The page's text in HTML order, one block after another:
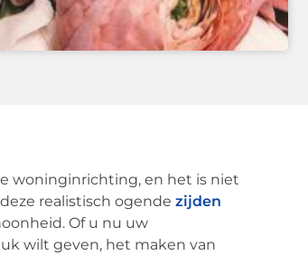
woninginrichting, en het is niet
realistisch ogende zijden
Of u nu uw
wilt geven, het maken van